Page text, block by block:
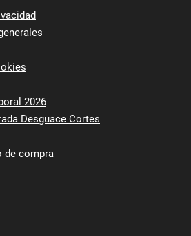
2026
Desguace Cortes
de compra